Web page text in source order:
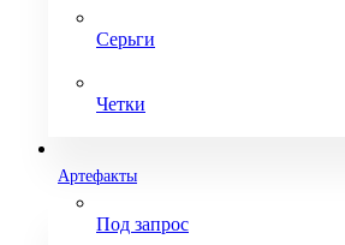
Серьги
Четки
Артефакты
Под запрос